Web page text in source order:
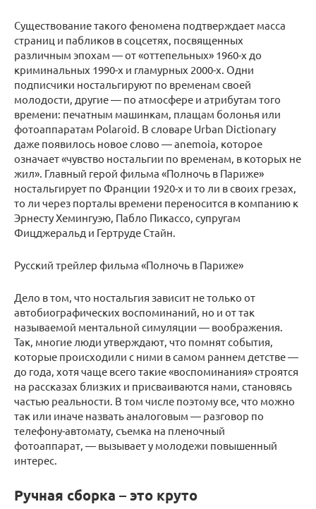
Существование такого феномена подтверждает масса
страниц и пабликов в соцсетях, посвященных
различным эпохам — от «оттепельных» 1960-х до
криминальных 1990-х и гламурных 2000-х. Одни
подписчики ностальгируют по временам своей
молодости, другие — по атмосфере и атрибутам того
времени: печатным машинкам, плащам болонья или
фотоаппаратам Polaroid. В словаре Urban Dictionary
даже появилось новое слово — anemoia, которое
означает «чувство ностальгии по временам, в которых не
жил». Главный герой фильма «Полночь в Париже»
ностальгирует по Франции 1920-х и то ли в своих грезах,
то ли через порталы времени переносится в компанию к
Эрнесту Хемингуэю, Пабло Пикассо, супругам
Фицджеральд и Гертруде Стайн.
Русский трейлер фильма «Полночь в Париже»
Дело в том, что ностальгия зависит не только от
автобиографических воспоминаний, но и от так
называемой ментальной симуляции — воображения.
Так, многие люди утверждают, что помнят события,
которые происходили с ними в самом раннем детстве —
до года, хотя чаще всего такие «воспоминания» строятся
на рассказах близких и присваиваются нами, становясь
частью реальности. В том числе поэтому все, что можно
так или иначе назвать аналоговым — разговор по
телефону-автомату, съемка на пленочный
фотоаппарат, — вызывает у молодежи повышенный
интерес.
Ручная сборка – это круто